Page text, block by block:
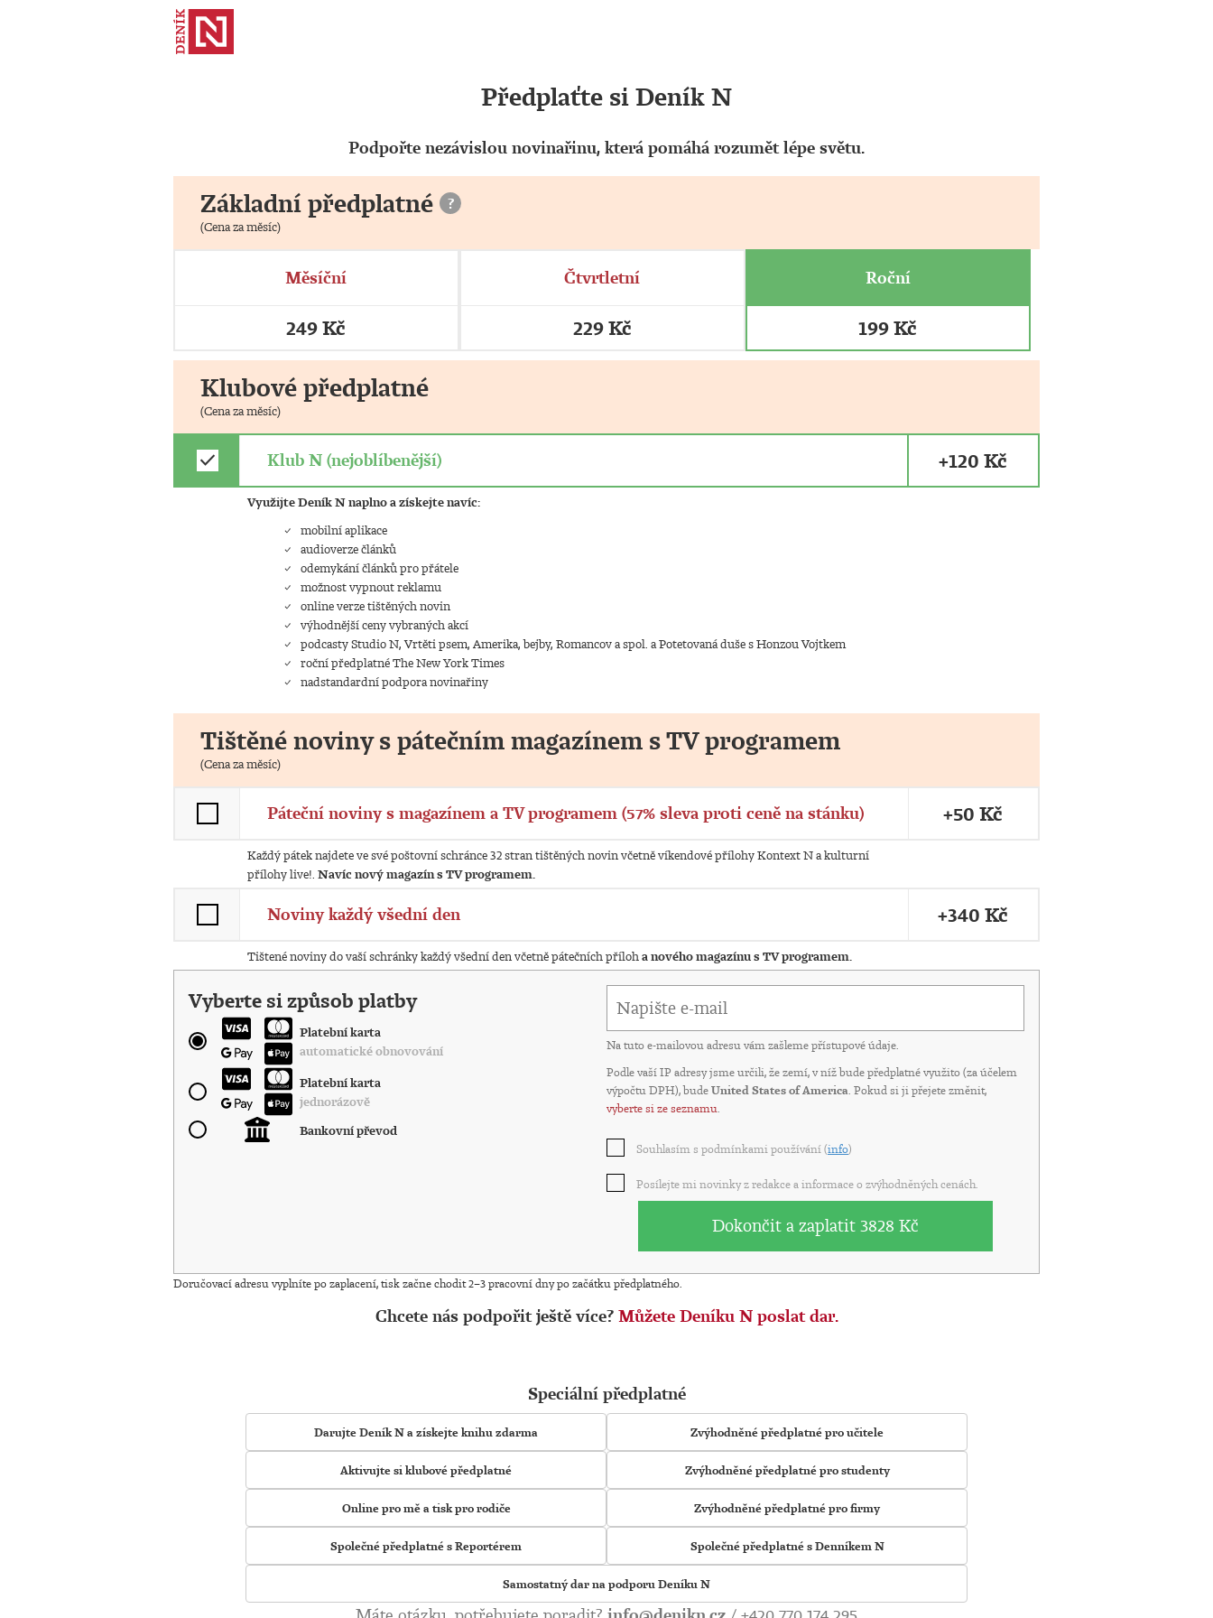
Předplaťte si Deník N
Podpořte nezávislou novinařinu, která pomáhá rozumět lépe světu.
Základní předplatné ?
(Cena za měsíc)
Měsíční
249 Kč
Čtvrtletní
229 Kč
Roční
199 Kč
Klubové předplatné
(Cena za měsíc)
check Klub N (nejoblíbenější) +120 Kč
Využijte Deník N naplno a získejte navíc:
mobilní aplikace
audioverze článků
odemykání článků pro přátele
možnost vypnout reklamu
online verze tištěných novin
výhodnější ceny vybraných akcí
podcasty Studio N, Vrtěti psem, Amerika, bejby, Romancov a spol. a Potetovaná duše s Honzou Vojtkem
roční předplatné The New York Times
nadstandardní podpora novinařiny
Tištěné noviny s pátečním magazínem s TV programem
(Cena za měsíc)
Páteční noviny s magazínem a TV programem (57% sleva proti ceně na stánku) +50 Kč
Každý pátek najdete ve své poštovní schránce 32 stran tištěných novin včetně víkendové přílohy Kontext N a kulturní
přílohy live!. Navíc nový magazín s TV programem.
Noviny každý všední den +340 Kč
Tištené noviny do vaší schránky každý všední den včetně pátečních příloha nového magazínu s TV programem.
Vyberte si způsob platby
Platební karta
automatické obnovování
Platební karta
jednorázově
Bankovní převod
Na tuto e-mailovou adresu vám zašleme přístupové údaje.
Podle vaší IP adresy jsme určili, že zemí, v níž bude předplatné využito (za účelem
výpočtu DPH), budeUnited States of America. Pokud si ji přejete změnit,
vyberte si ze seznamu.
Souhlasím s podmínkami používání (info)
Posílejte mi novinky z redakce a informace o zvýhodněných cenách.
Dokončit a zaplatit3828 Kč
Doručovací adresu vyplníte po zaplacení, tisk začne chodit 2–3 pracovní dny po začátku předplatného.
Chcete nás podpořit ještě více? Můžete Deníku N poslat dar.
Speciální předplatné
Darujte Deník N a získejte knihu zdarma Zvýhodněné předplatné pro učitele
Aktivujte si klubové předplatné Zvýhodněné předplatné pro studenty
Online pro mě a tisk pro rodiče Zvýhodněné předplatné pro firmy
Společné předplatné s Reportérem Společné předplatné s Denníkem N
Samostatný dar na podporu Deníku N